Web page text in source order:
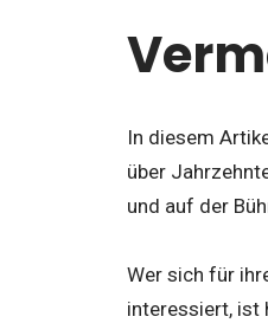
In diesem
über
und auf der
Wer sich für
interessiert, ist